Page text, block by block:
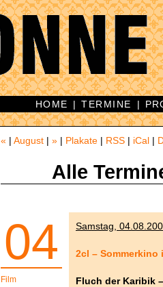
HOME |TERMINE |
« | August | » | Plakate | RSS | iCal |
Alle
04
Film
Samstag,
2cl – Sommerkino
Fluch der Karibik